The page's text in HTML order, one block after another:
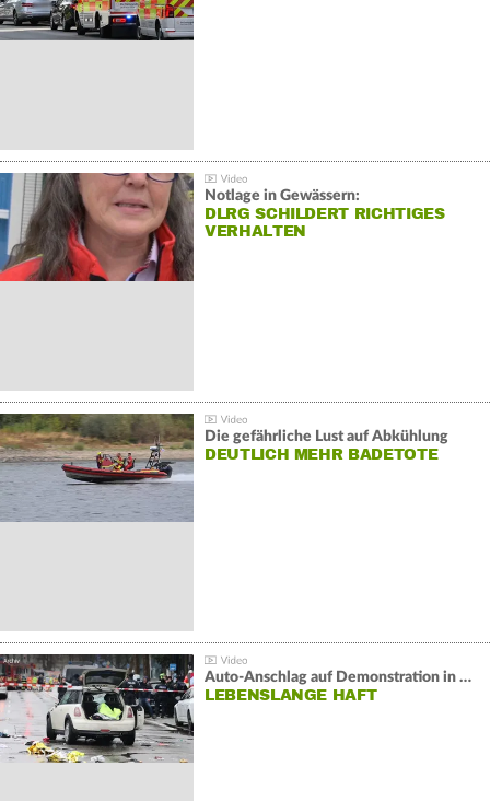
Notlage in Gewässern:
DLRG SCHILDERT RICHTIGES
VERHALTEN
Die gefährliche Lust auf Abkühlung
DEUTLICH MEHR BADETOTE
Auto-Anschlag auf Demonstration in München:
LEBENSLANGE HAFT